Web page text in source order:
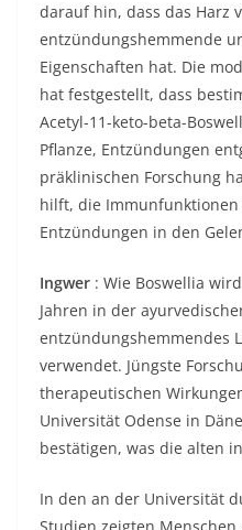
darauf hin, dass das Harz
entzündungshemmende
Eigenschaften hat. Die
hat festgestellt, dass
Acetyl-11-keto-beta-
Pflanze, Entzündungen
präklinischen Forschung
hilft, die
Entzündungen in den
Ingwer : Wie Boswellia
Jahren in der
entzündungshemmendes
verwendet. Jüngste
therapeutischen
Universität Odense in
bestätigen, was die alten
In den an der Universität